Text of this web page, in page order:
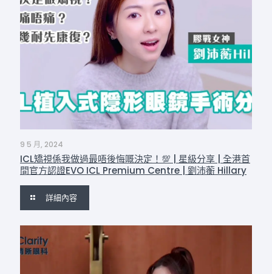
9 5 月, 2024
ICL矯視係我做過最唔後悔嘅決定！💯 | 星級分享 | 全港首
間官方認證EVO ICL Premium Centre | 劉沛蘅 Hillary
詳細內容